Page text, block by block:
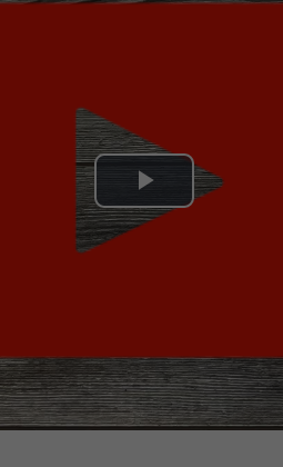
Play